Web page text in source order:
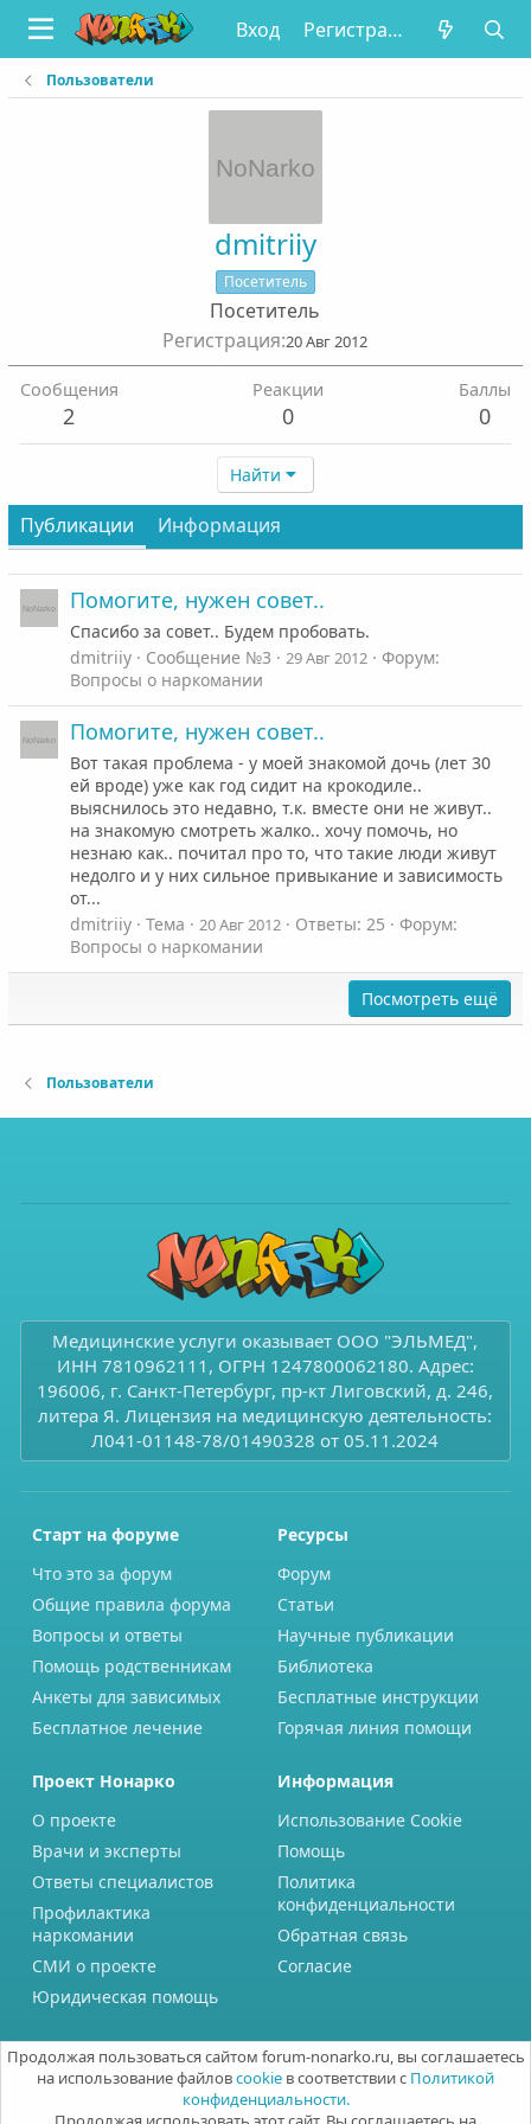
Вход Регистрация
Пользователи
dmitriiy
Посетитель
Посетитель
Регистрация 20 Авг 2012
Сообщения
2
Реакции
0
Баллы
0
Найти
Публикации Информация
Помогите, нужен совет..
Спасибо за совет.. Будем пробовать.
dmitriiy
Сообщение №3 29 Авг 2012
Форум:
Вопросы о наркомании
Помогите, нужен совет..
Вот такая проблема - у моей знакомой дочь (лет 30
ей вроде) уже как год сидит на крокодиле..
выяснилось это недавно, т.к. вместе они не живут..
на знакомую смотреть жалко.. хочу помочь, но
незнаю как.. почитал про то, что такие люди живут
недолго и у них сильное привыкание и зависимость
от...
dmitriiy
Тема 20 Авг 2012 Ответы: 25
Форум:
Вопросы о наркомании
Посмотреть ещё
Пользователи
Медицинские услуги оказывает ООО "ЭЛЬМЕД",
ИНН 7810962111, ОГРН 1247800062180. Адрес:
196006, г. Санкт-Петербург, пр-кт Лиговский, д. 246,
литера Я. Лицензия на медицинскую деятельность:
Л041-01148-78/01490328 от 05.11.2024
Старт на форуме
Что это за форум
Общие правила форума
Вопросы и ответы
Помощь родственникам
Анкеты для зависимых
Бесплатное лечение
Ресурсы
Форум
Статьи
Научные публикации
Библиотека
Бесплатные инструкции
Горячая линия помощи
Проект Нонарко
О проекте
Врачи и эксперты
Ответы специалистов
Профилактика
наркомании
СМИ о проекте
Юридическая помощь
Информация
Использование Cookie
Помощь
Политика
конфиденциальности
Обратная связь
Согласие
Продолжая пользоваться сайтом forum-nonarko.ru, вы соглашаетесь
на использование файловcookie в соответствии с Политикой
конфиденциальности.